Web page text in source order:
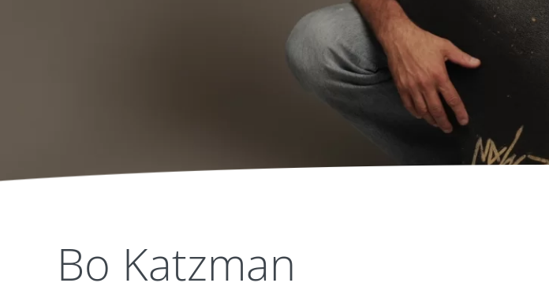
Bo Katzman